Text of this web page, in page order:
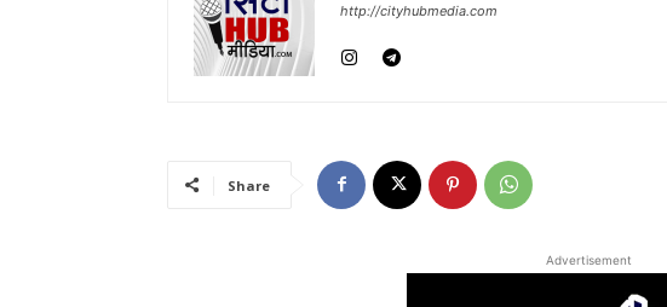
http://cityhubmedia.com
Share
Advertisement